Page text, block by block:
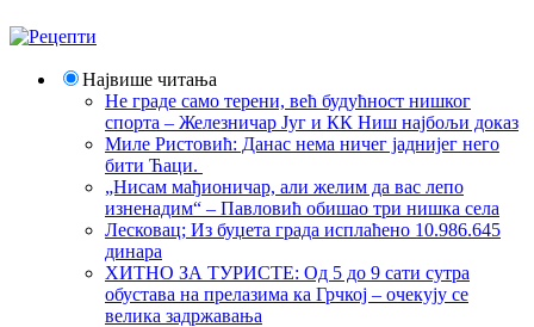
Највише читања
Не граде само терени, већ будућност нишког
спорта – Железничар Југ и КК Ниш најбољи доказ
Миле Ристовић: Данас нема ничег јаднијег него
бити Ћаци.
„Нисам мађионичар, али желим да вас лепо
изненадим“ – Павловић обишао три нишка села
Лесковац; Из буџета града исплаћено 10.986.645
динара
ХИТНО ЗА ТУРИСТЕ: Од 5 до 9 сати сутра
обустава на прелазима ка Грчкој – очекују се
велика задржавања